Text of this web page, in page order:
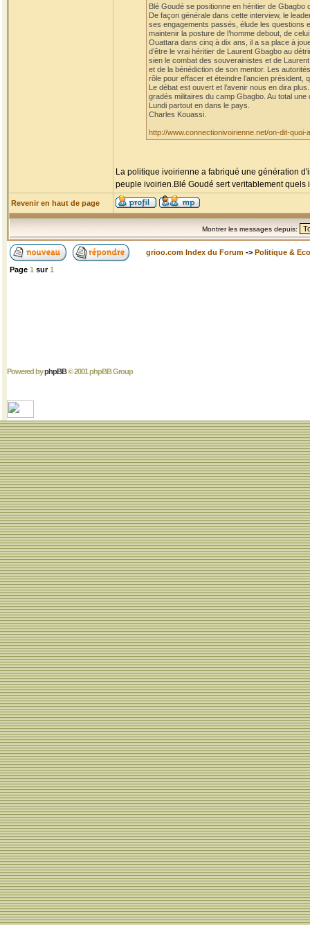
Blé Goudé se positionne en héritier de Gbagbo
De façon générale dans cette interview, le
ses engagements passés, élude les questions
maintenir la posture de l’homme debout, de
Ouattara dans cinq à dix ans, il a sa place à
d’être le vrai héritier de Laurent Gbagbo au
sien le combat des souverainistes et de
et de la bénédiction de son mentor. Les
rôle pour effacer et éteindre l’ancien
Le débat est ouvert et l’avenir nous en dira
gradés militaires du camp Gbagbo. Au total
Lundi partout en dans le pays.
Charles Kouassi.
http://www.connectionivoirienne.net/on-dit-
La politique ivoirienne a fabriqué une génération
peuple ivoirien.Blé Goudé sert veritablement quels
Revenir en haut de page
Montrer les messages depuis:
grioo.com Index du Forum -> Politique &
Page 1 sur1
Powered byphpBB© 2001 phpBB Group